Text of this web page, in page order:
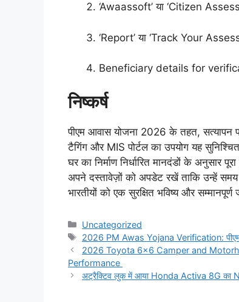
‘Awaassoft’ या ‘Citizen
‘Report’ या ‘Track Your
Beneficiary details for
निष्कर्ष
पीएम आवास योजना 2026 के तहत, सत्यापन
टैगिंग और MIS पोर्टल का उपयोग यह
घर का निर्माण निर्धारित मानदंडों के अनुसार
अपने दस्तावेज़ों को अपडेट रखें ताकि उन्हें
भारतीयों को एक सुरक्षित भविष्य और
Categories
Uncategorized
Tags
2026 PM Awas Yojana Verification:
2026 Toyota 6×6 Camper and
Performance
अट्रैक्टिव लुक में आया Honda Activa 8G का